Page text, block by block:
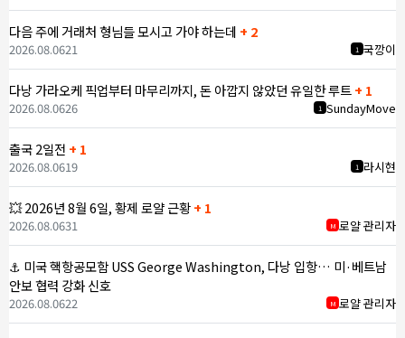
다음 주에 거래처 형님들 모시고 가야 하는데 + 2
1 국깡이
2026.08.0621
다낭 가라오케 픽업부터 마무리까지, 돈 아깝지 않았던 유일한 루트+ 1
1 SundayMove
2026.08.0626
출국 2일전 + 1
1 라시현
2026.08.0619
💥 2026년 8월 6일, 황제 로얄 근황+ 1
M 로얄 관리자
2026.08.0631
⚓ 미국 핵항공모함 USS George Washington, 다낭 입항… 미·베트남
안보 협력 강화 신호
M 로얄 관리자
2026.08.0622